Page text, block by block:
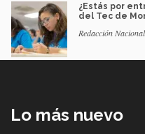
¿Estás por
del Tec de
Redacción
Lo más nuevo